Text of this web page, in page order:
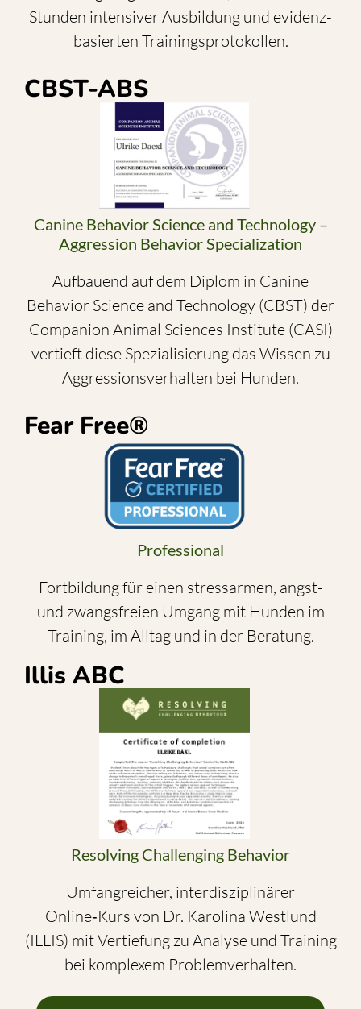
Stunden intensiver Ausbildung und evidenz-
basierten Trainingsprotokollen.
CBST-ABS
Canine Behavior Science and Technology –
Aggression Behavior Specialization
Aufbauend auf dem Diplom in Canine
Behavior Science and Technology (CBST) der
Companion Animal Sciences Institute (CASI)
vertieft diese Spezialisierung das Wissen zu
Aggressionsverhalten bei Hunden.
Fear Free®
Professional
Fortbildung für einen stressarmen, angst-
und zwangsfreien Umgang mit Hunden im
Training, im Alltag und in der Beratung.
Illis ABC
Resolving Challenging Behavior
Umfangreicher, interdisziplinärer
Online‑Kurs von Dr. Karolina Westlund
(ILLIS) mit Vertiefung zu Analyse und Training
bei komplexem Problemverhalten.